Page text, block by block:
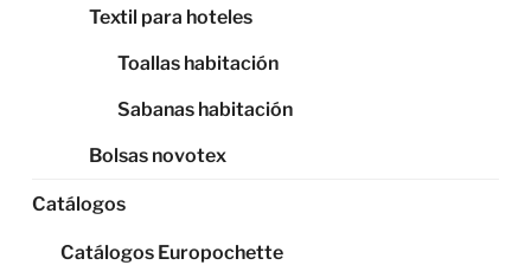
Textil para hoteles
Toallas habitación
Sabanas habitación
Bolsas novotex
Catálogos
Catálogos Europochette